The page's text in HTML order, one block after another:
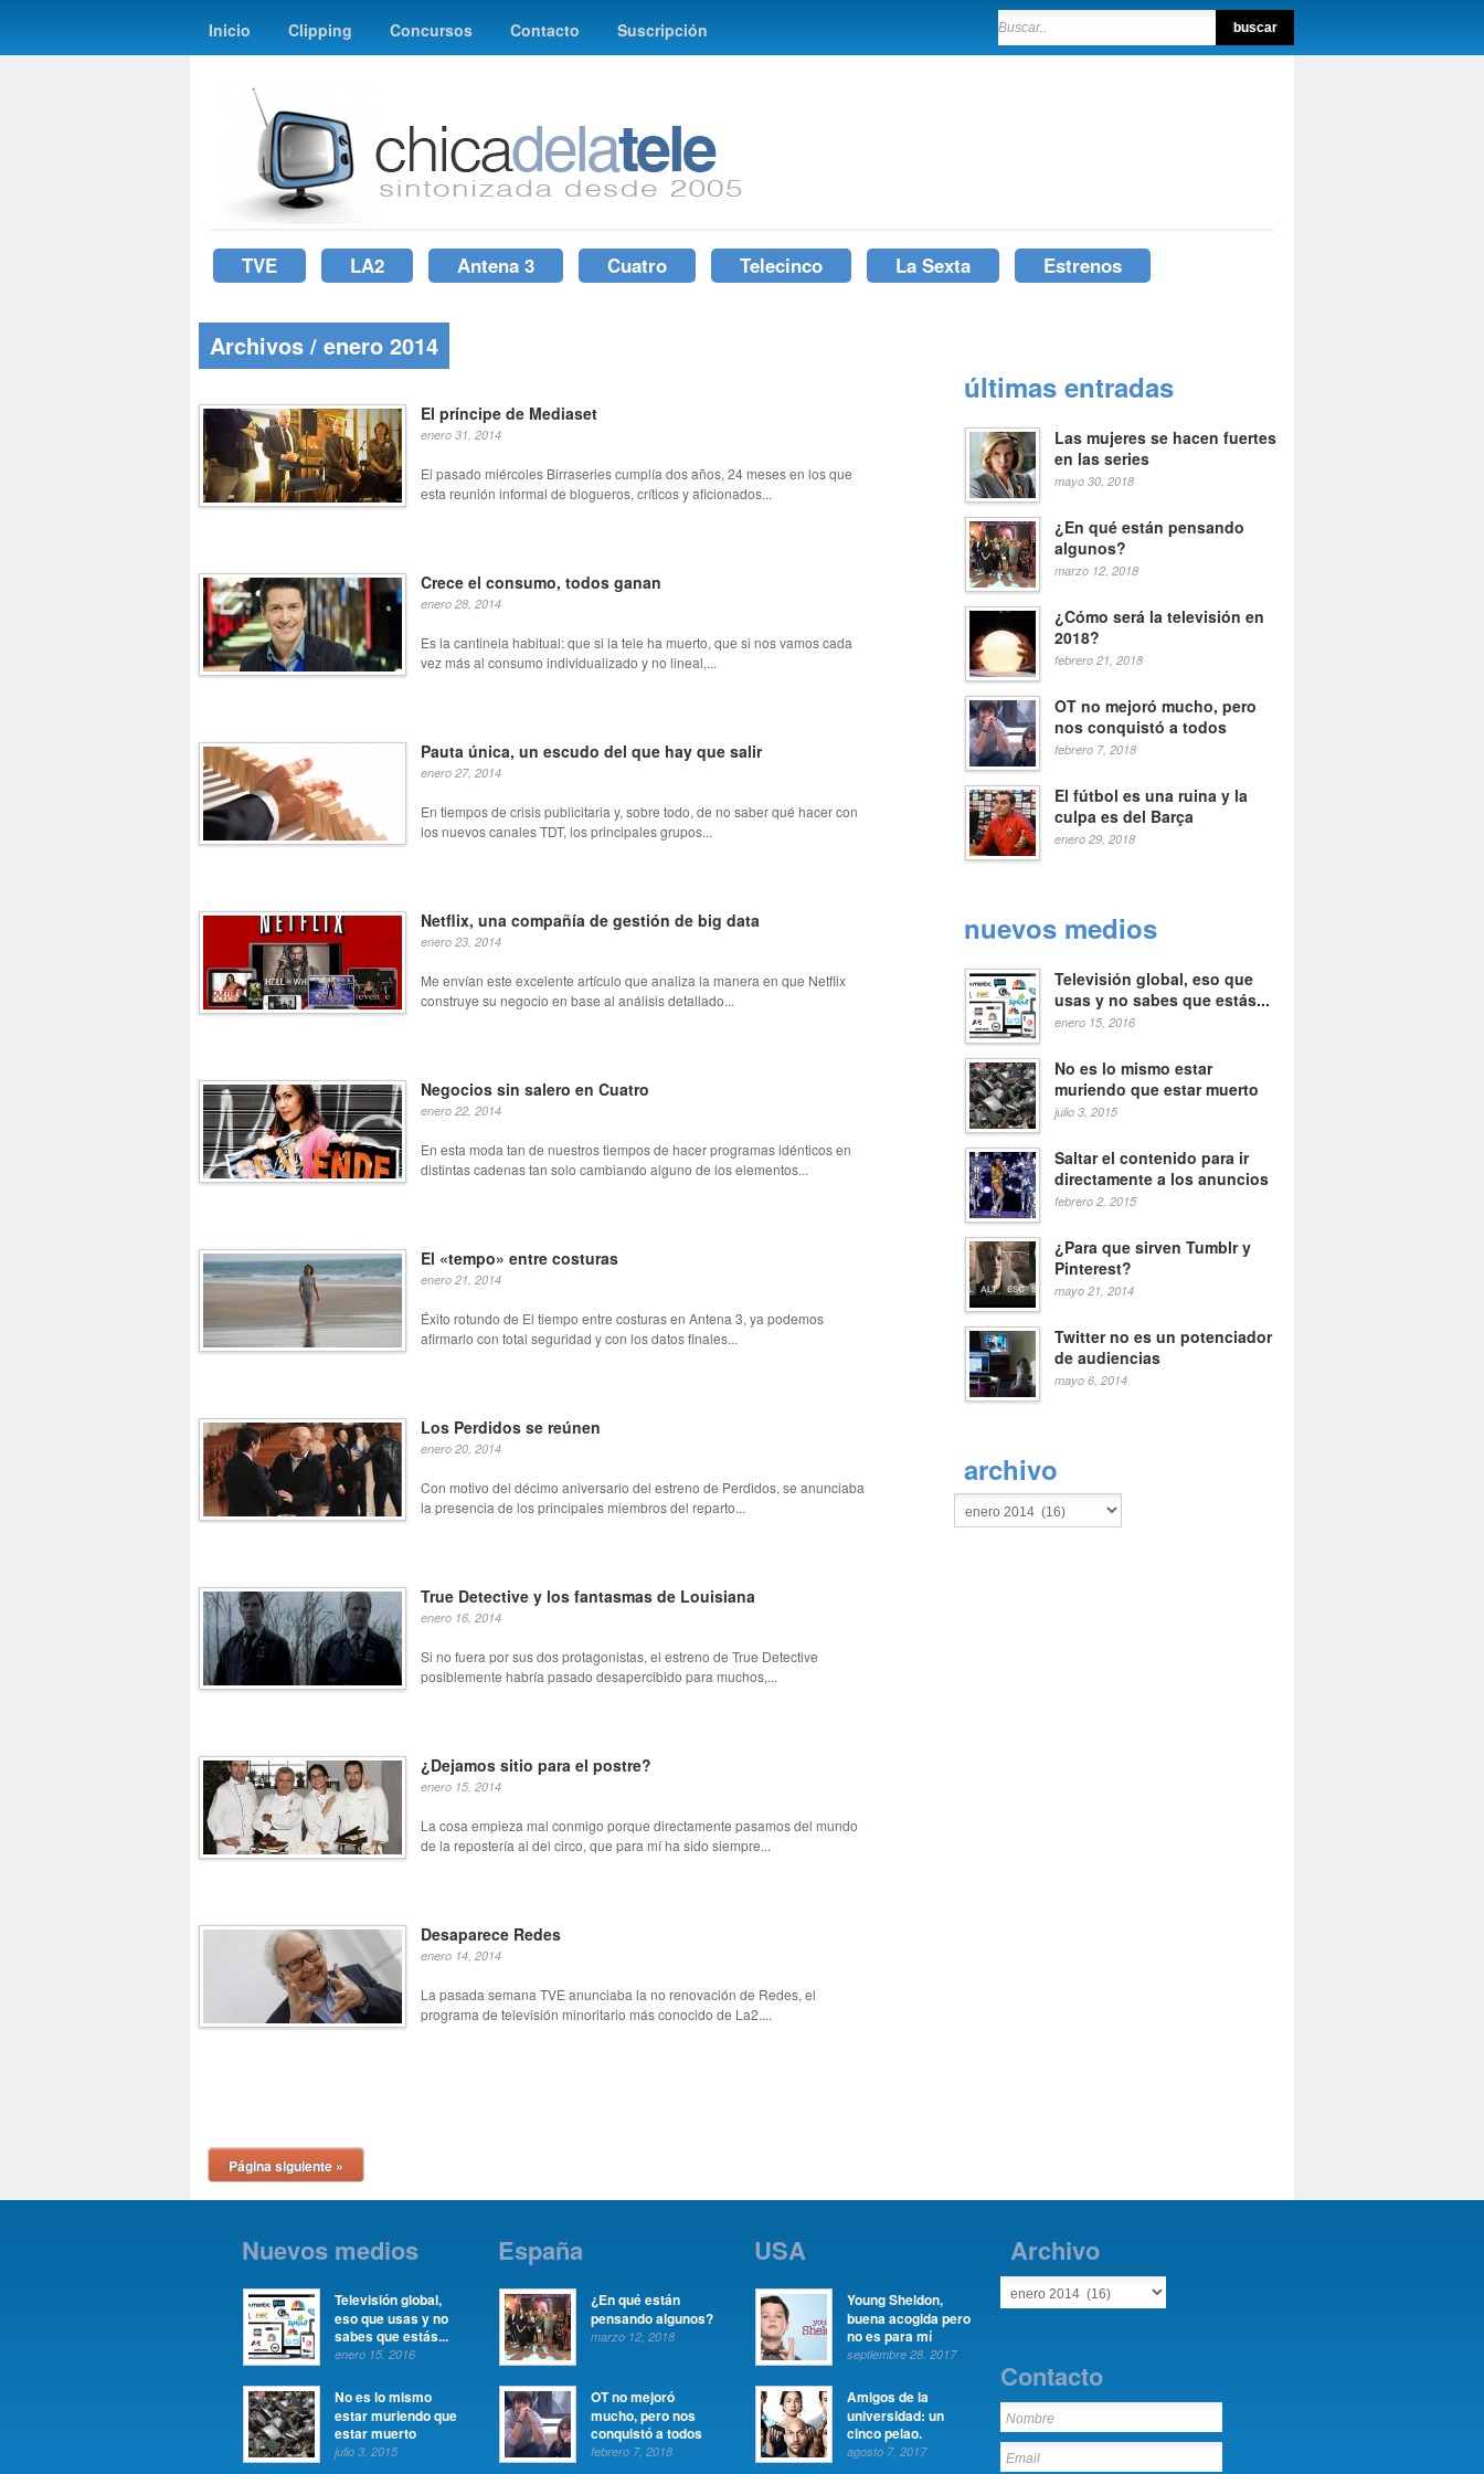
Inicio Clipping Concursos Contacto Suscripción
TVE LA2 Antena 3 Cuatro Telecinco La Sexta Estrenos
Archivos / enero 2014
El príncipe de Mediaset
enero 31, 2014
El pasado miércoles Birraseries cumplía dos años, 24 meses en los que
esta reunión informal de blogueros, críticos y aficionados...
Crece el consumo, todos ganan
enero 28, 2014
Es la cantinela habitual: que si la tele ha muerto, que si nos vamos cada
vez más al consumo individualizado y no lineal,...
Pauta única, un escudo del que hay que salir
enero 27, 2014
En tiempos de crisis publicitaria y, sobre todo, de no saber qué hacer con
los nuevos canales TDT, los principales grupos...
Netflix, una compañía de gestión de big data
enero 23, 2014
Me envían este excelente artículo que analiza la manera en que Netflix
construye su negocio en base al análisis detallado...
Negocios sin salero en Cuatro
enero 22, 2014
En esta moda tan de nuestros tiempos de hacer programas idénticos en
distintas cadenas tan solo cambiando alguno de los elementos...
El «tempo» entre costuras
enero 21, 2014
Éxito rotundo de El tiempo entre costuras en Antena 3, ya podemos
afirmarlo con total seguridad y con los datos finales...
Los Perdidos se reúnen
enero 20, 2014
Con motivo del décimo aniversario del estreno de Perdidos, se anunciaba
la presencia de los principales miembros del reparto...
True Detective y los fantasmas de Louisiana
enero 16, 2014
Si no fuera por sus dos protagonistas, el estreno de True Detective
posiblemente habría pasado desapercibido para muchos,...
¿Dejamos sitio para el postre?
enero 15, 2014
La cosa empieza mal conmigo porque directamente pasamos del mundo
de la repostería al del circo, que para mí ha sido siempre...
Desaparece Redes
enero 14, 2014
La pasada semana TVE anunciaba la no renovación de Redes, el
programa de televisión minoritario más conocido de La2....
Página siguiente »
últimas entradas
Las mujeres se hacen fuertes
en las series
mayo 30, 2018
¿En qué están pensando
algunos?
marzo 12, 2018
¿Cómo será la televisión en
2018?
febrero 21, 2018
OT no mejoró mucho, pero
nos conquistó a todos
febrero 7, 2018
El fútbol es una ruina y la
culpa es del Barça
enero 29, 2018
nuevos medios
Televisión global, eso que
usas y no sabes que estás...
enero 15, 2016
No es lo mismo estar
muriendo que estar muerto
julio 3, 2015
Saltar el contenido para ir
directamente a los anuncios
febrero 2, 2015
¿Para que sirven Tumblr y
Pinterest?
mayo 21, 2014
Twitter no es un potenciador
de audiencias
mayo 6, 2014
archivo
Nuevos medios
Televisión global,
eso que usas y no
sabes que estás...
enero 15, 2016
No es lo mismo
estar muriendo que
estar muerto
julio 3, 2015
España
¿En qué están
pensando algunos?
marzo 12, 2018
OT no mejoró
mucho, pero nos
conquistó a todos
febrero 7, 2018
USA
Young Sheldon,
buena acogida pero
no es para mí
septiembre 28, 2017
Amigos de la
universidad: un
cinco pelao.
agosto 7, 2017
Archivo
Contacto